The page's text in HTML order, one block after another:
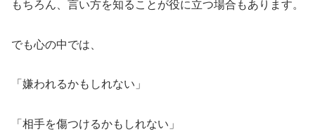
もちろん、言い方を知ることが役に立つ場合もあります。
でも心の中では、
「嫌われるかもしれない」
「相手を傷つけるかもしれない」